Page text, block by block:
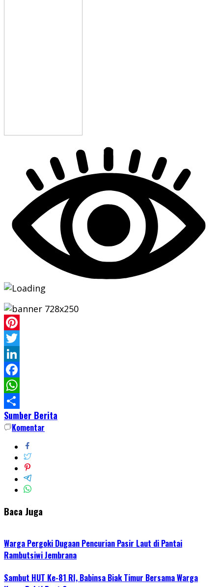
Pinterest
Twitter
LinkedIn
Facebook
WhatsApp
Share
Sumber Berita
Komentar
Baca Juga
Warga Pergoki Dugaan Pencurian Pasir Laut di Pantai
Rambutsiwi Jembrana
Sambut HUT Ke-81 RI, Babinsa Biak Timur Bersama Warga